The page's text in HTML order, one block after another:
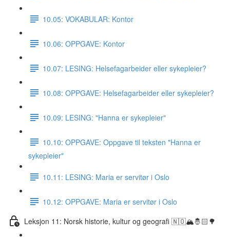
10.05: VOKABULAR: Kontor
10.06: OPPGAVE: Kontor
10.07: LESING: Helsefagarbeider eller sykepleier?
10.08: OPPGAVE: Helsefagarbeider eller sykepleier?
10.09: LESING: "Hanna er sykepleier"
10.10: OPPGAVE: Oppgave til teksten "Hanna er
sykepleier"
10.11: LESING: Maria er servitør i Oslo
10.12: OPPGAVE: Maria er servitør i Oslo
Leksjon 11: Norsk historie, kultur og geografi 🇳🇴🏔🤴🏻🌳